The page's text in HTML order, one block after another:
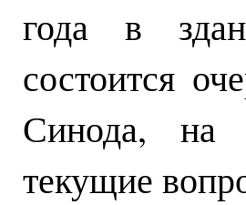
года в
состоится
Синода, на
текущие